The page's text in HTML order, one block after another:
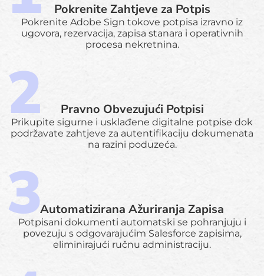
Pokrenite Zahtjeve za Potpis
Pokrenite Adobe Sign tokove potpisa izravno iz
ugovora, rezervacija, zapisa stanara i operativnih
procesa nekretnina.
Pravno Obvezujući Potpisi
Prikupite sigurne i usklađene digitalne potpise dok
podržavate zahtjeve za autentifikaciju dokumenata
na razini poduzeća.
Automatizirana Ažuriranja Zapisa
Potpisani dokumenti automatski se pohranjuju i
povezuju s odgovarajućim Salesforce zapisima,
eliminirajući ručnu administraciju.